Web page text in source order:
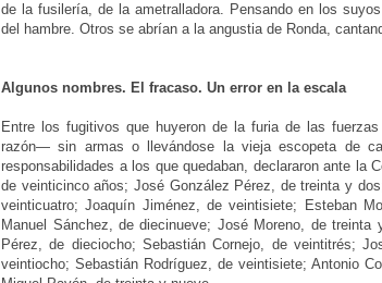
de la fusilería, de la ametralladora. Pensando en los
del hambre. Otros se abrían a la angustia de Ronda,
Algunos nombres. El fracaso. Un error en laescala
Entre los fugitivos que huyeron de la furia de las
razón— sin armas o llevándose la vieja escopeta de
responsabilidades a los que quedaban, declararon ante la
de veinticinco años; José González Pérez, de treinta y
veinticuatro; Joaquín Jiménez, de veintisiete; Esteban
Manuel Sánchez, de diecinueve; José Moreno, de treinta
Pérez, de dieciocho; Sebastián Cornejo, de veintitrés;
veintiocho; Sebastián Rodríguez, de veintisiete; Antonio